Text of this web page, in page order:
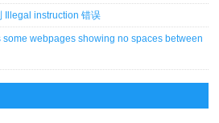
Illegal instruction 错误
some webpages showing no spaces between